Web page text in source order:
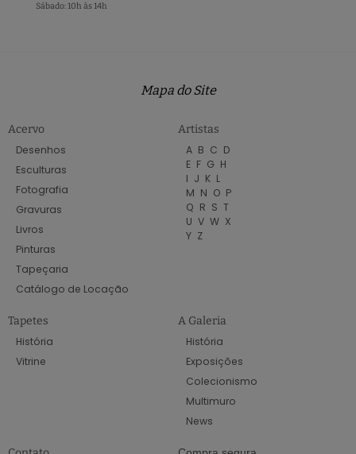
Sábado: 10h às 14h
Mapa do Site
Acervo
Desenhos
Esculturas
Fotografia
Gravuras
Livros
Pinturas
Tapeçaria
Catálogo de Locação
Artistas
A B C D
E F G H
I J K L
M N O P
Q R S T
U V W X
Y Z
Tapetes
História
Vitrine
A Galeria
História
Exposições
Colecionismo
Multimuro
News